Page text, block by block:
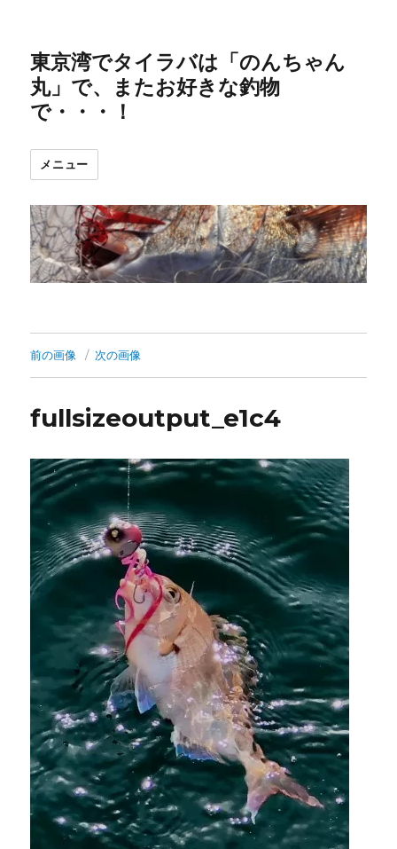
東京湾でタイラバは「のんちゃん
丸」で、またお好きな釣物
で・・・！
メニュー
前の画像 次の画像
fullsizeoutput_e1c4